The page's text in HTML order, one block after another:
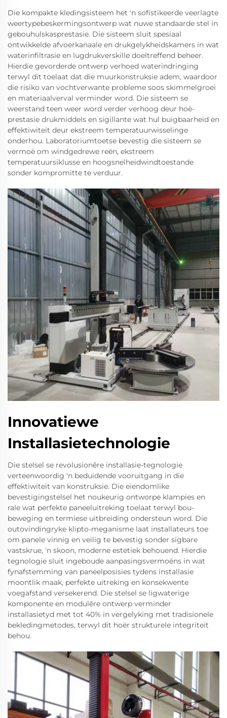
Die kompakte kledingsisteem het 'n sofistikeerde veerlagte
weertypebeskermingsontwerp wat nuwe standaarde stel in
gebouhulskasprestasie. Die sisteem sluit spesiaal
ontwikkelde afvoerkanaale en drukgelykheidskamers in wat
waterinfiltrasie en lugdrukverskille doeltreffend beheer.
Hierdie gevorderde ontwerp verhoed waterindringing
terwyl dit toelaat dat die muurkonstruksie adem, waardoor
die risiko van vochtverwante probleme soos skimmelgroei
en materiaalverval verminder word. Die sisteem se
weerstand teen weer word verder verhoog deur hoë-
prestasie drukmiddels en sigillante wat hul buigbaarheid en
effektiwiteit deur ekstreem temperatuurwisselinge
onderhou. Laboratoriumtoetse bevestig die sisteem se
vermoë om windgedrewe reën, ekstreem
temperatuursiklusse en hoogsnelheidwindtoestande
sonder kompromitte te verduur.
Innovatiewe
Installasietechnologie
Die stelsel se revolusionêre installasie-tegnologie
verteenwoordig 'n beduidende vooruitgang in die
effektiwiteit van konstruksie. Die eiendomlike
bevestigingstelsel het noukeurig ontworpe klampies en
rale wat perfekte paneeluitreking toelaat terwyl bou-
beweging en termiese uitbreiding ondersteun word. Die
outovindingryke klipto-meganisme laat installateurs toe
om panele vinnig en veilig te bevestig sonder sigbare
vastskrue, 'n skoon, moderne estetiek behouend. Hierdie
tegnologie sluit ingeboude aanpasingsvermoëns in wat
fynafstemming van paneelposisies tydens installasie
moontlik maak, perfekte uitreking en konsekwente
voegafstand versekerend. Die stelsel se ligwaterige
komponente en modulêre ontwerp verminder
installasietyd met tot 40% in vergelyking met tradisionele
bekledingmetodes, terwyl dit hoër strukturele integriteit
behou.